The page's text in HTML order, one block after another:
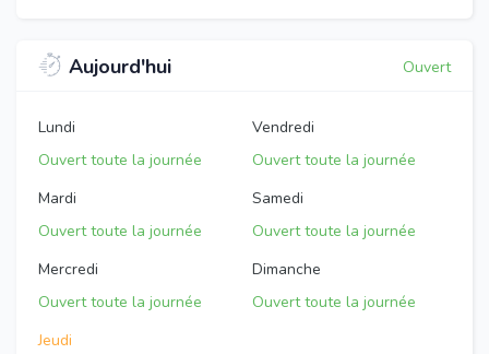
Aujourd'hui Ouvert
Lundi
Ouvert toute la journée
Mardi
Ouvert toute la journée
Mercredi
Ouvert toute la journée
Jeudi
Vendredi
Ouvert toute la journée
Samedi
Ouvert toute la journée
Dimanche
Ouvert toute la journée